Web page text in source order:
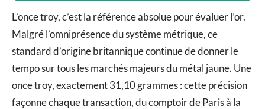
L’once troy, c’est la référence absolue pour évaluer l’or.
Malgré l’omniprésence du système métrique, ce
standard d’origine britannique continue de donner le
tempo sur tous les marchés majeurs du métal jaune. Une
once troy, exactement 31,10 grammes : cette précision
façonne chaque transaction, du comptoir de Paris à la